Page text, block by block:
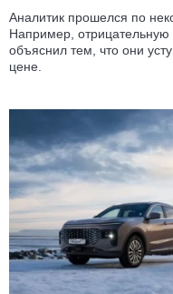
Аналитик прошелся по
Например,
объяснил тем, что они
цене.